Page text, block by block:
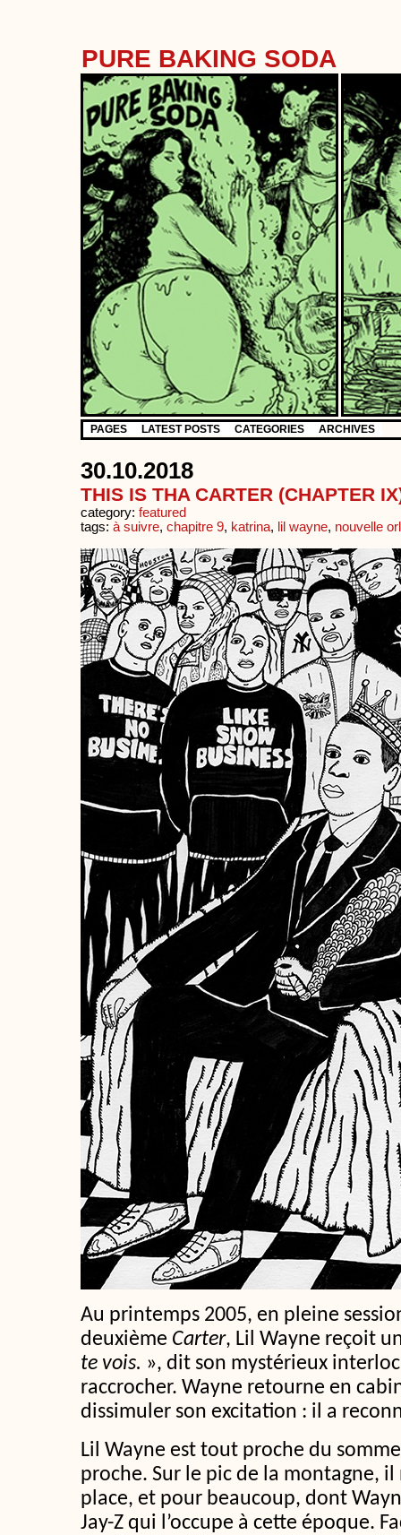
PURE BAKING SODA
PAGES LATEST POSTS CATEGORIES ARCHIVES
30.10.2018
THIS IS THA CARTER (CHAPTER
category: featured
tags: à suivre, chapitre 9, katrina, lil wayne, nouvelle
Au printemps 2005, en pleine
deuxième Carter, Lil Wayne reçoit
te vois. », dit son mystérieux
raccrocher. Wayne retourne en
dissimuler son excitation : il a
Lil Wayne est tout proche du
proche. Sur le pic de la montagne, il
place, et pour beaucoup, dont
Jay-Z qui l’occupe à cette époque.